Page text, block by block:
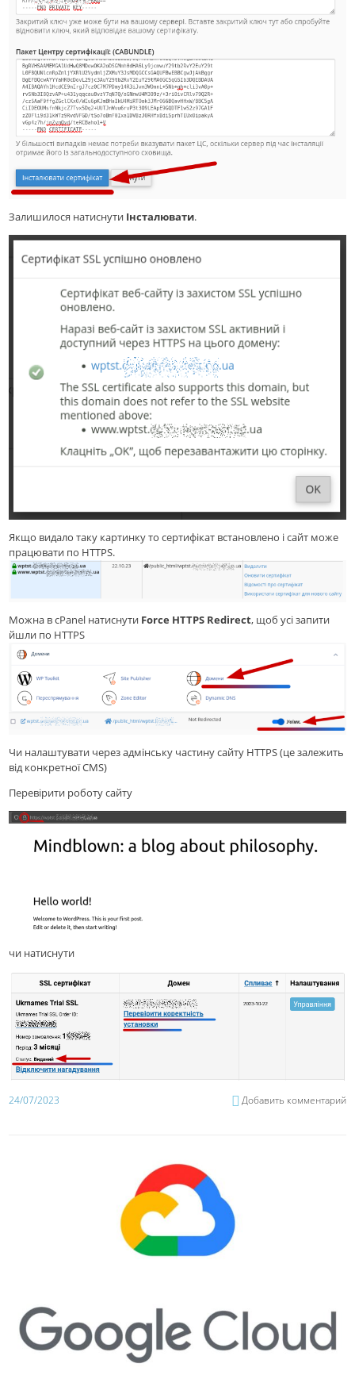
Залишилося натиснути Інсталювати.
Якщо видало таку картинку то сертифікат встановлено і сайт може
працювати по HTTPS.
Можна в cPanel натиснути Force HTTPS Redirect, щоб усі запити
йшли по HTTPS
Чи налаштувати через адмінську частину сайту HTTPS (це залежить
від конкретної CMS)
Перевірити роботу сайту
чи натиснути
24/07/2023 Добавить комментарий